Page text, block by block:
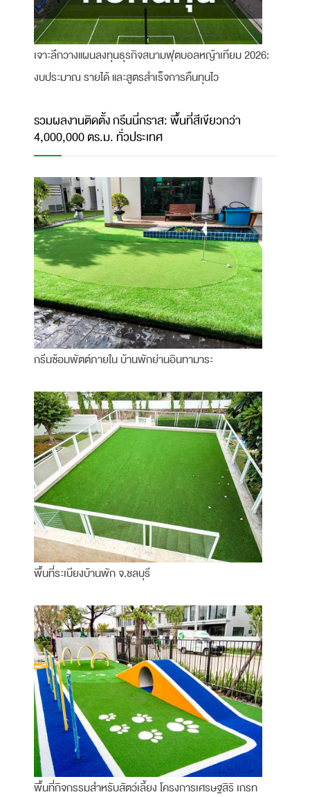
เจาะลึกวางแผนลงทุนธุรกิจสนามฟุตบอลหญ้าเทียม 2026:
งบประมาณ รายได้ และสูตรสำเร็จการคืนทุนไว
รวมผลงานติดตั้ง กรีนนี่กราส: พื้นที่สีเขียวกว่า
4,000,000 ตร.ม. ทั่วประเทศ
กรีนซ้อมพัตต์ภายใน บ้านพักย่านอินทามาระ
พื้นที่ระเบียงบ้านพัก จ.ชลบุรี
พื้นที่กิจกรรมสำหรับสัตว์เลี้ยง โครงการเศรษฐสิริ เกรท